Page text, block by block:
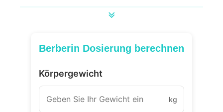
Berberin Dosierung berechnen
Körpergewicht
kg